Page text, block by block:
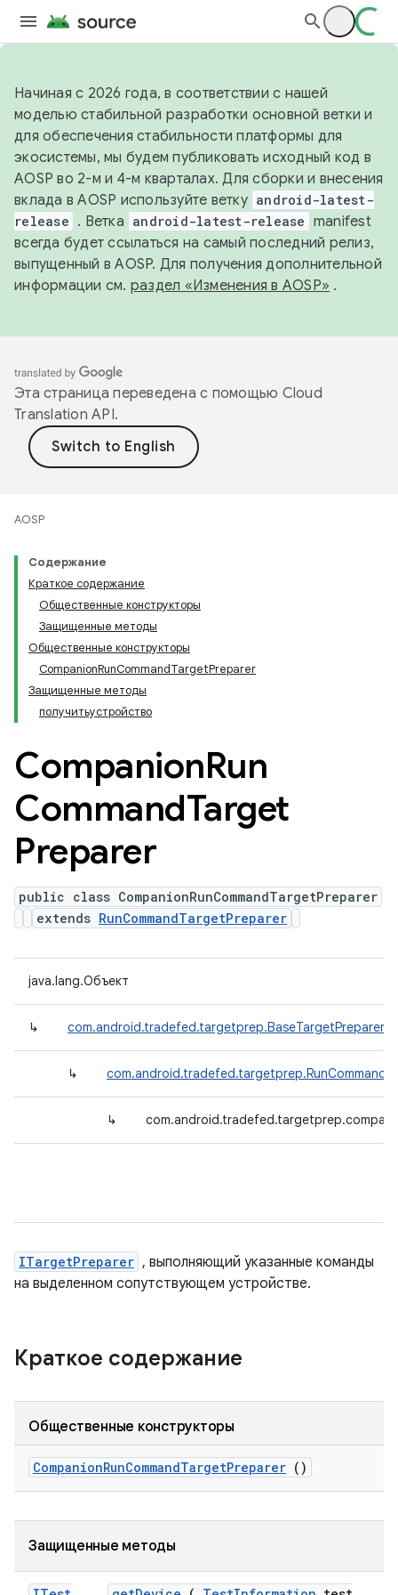
Начиная с 2026 года, в соответствии с нашей
моделью стабильной разработки основной ветки и
для обеспечения стабильности платформы для
экосистемы, мы будем публиковать исходный код в
AOSP во 2-м и 4-м кварталах. Для сборки и внесения
вклада в AOSP используйте ветку android-latest-
release . Ветка android-latest-release manifest
всегда будет ссылаться на самый последний релиз,
выпущенный в AOSP. Для получения дополнительной
информации см. раздел «Изменения в AOSP» .
Эта страница переведена с помощью Cloud
Translation API.
AOSP
Содержание
Краткое содержание
Общественные конструкторы
Защищенные методы
Общественные конструкторы
CompanionRunCommandTargetPreparer
Защищенные методы
получитьустройство
CompanionRun
CommandTarget
Preparer
public class CompanionRunCommandTargetPreparer
extends RunCommandTargetPreparer
java.lang.Объект
↳ com.android.tradefed.targetprep.BaseTargetPreparer
↳
↳
ITargetPreparer , выполняющий указанные команды
на выделенном сопутствующем устройстве.
Краткое содержание
Общественные конструкторы
CompanionRunCommandTargetPreparer ()
Защищенные методы